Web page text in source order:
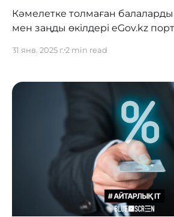
Кәмелетке толмаған
мен заңды өкілдері eGov.kz
қор – балаларға» бағдарламасы
ақпаратты тексере алады.
туралы мәліметтер 31
қолжетімді болады. Егер
көрсетілсе немесе жаңартуды
бірнеше қарапайым қадам жасау
31 янв. 2025 г.2 min read